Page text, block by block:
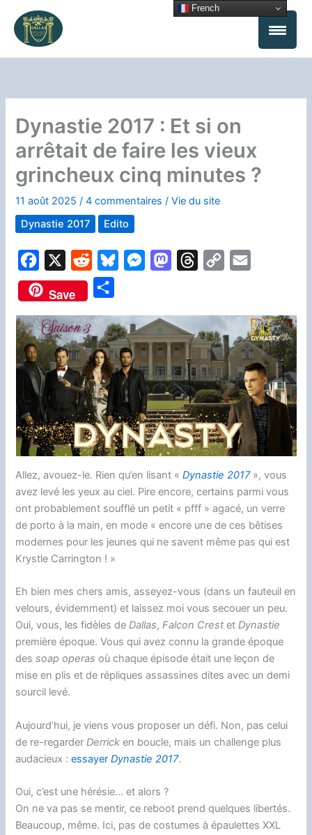
contenu
Dynastie 2017 : Et si on
arrêtait de faire les vieux
grincheux cinq minutes ?
11 août 2025/4 commentaires /Vie du site
Dynastie 2017
Edito
a
c
e
b
o
o
k
e
d
d
i
t
e
s
k
y
M
s
e
n
g
e
r
M
t
o
d
o
n
a
d
s
C
L
i
n
k
i
l
Save
r
t
a
g
e
r
Allez, avouez-le. Rien qu’en lisant «Dynastie 2017 », vous
avez levé les yeux au ciel. Pire encore, certains parmi vous
ont probablement soufflé un petit « pfff » agacé, un verre
de porto à la main, en mode « encore une de ces bêtises
modernes pour les jeunes qui ne savent même pas qui est
Krystle Carrington ! »
Eh bien mes chers amis, asseyez-vous (dans un fauteuil en
velours, évidemment) et laissez moi vous secouer un peu.
Oui, vous, les fidèles deDallas,Falcon Crest etDynastie
première époque. Vous qui avez connu la grande époque
dessoap operas où chaque épisode était une leçon de
mise en plis et de répliques assassines dites avec un demi
sourcil levé.
Aujourd’hui, je viens vous proposer un défi. Non, pas celui
de re-regarderDerrick en boucle, mais un challenge plus
audacieux : essayerDynastie 2017.
Oui, c’est une hérésie… et alors ?
On ne va pas se mentir, ce reboot prend quelques libertés.
Beaucoup, même. Ici, pas de costumes à épaulettes XXL
French